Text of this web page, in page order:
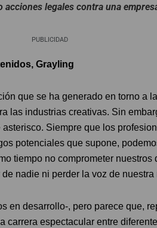
acciones legales contra una
PUBLICIDAD
Grayling
que se ha generado en torno a
las industrias creativas. Sin
Siempre que los
potenciales que supone,
tiempo no comprometer nuestros
nadie ni perder la voz de nuestra
en desarrollo-, pero parece que,
carrera espectacular entre